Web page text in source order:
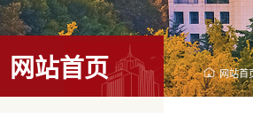
网站首页 网站首